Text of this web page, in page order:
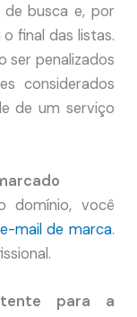
busca e, por
final das listas.
ser penalizados
considerados
de um serviço
domínio, você
mail de marca.
para a